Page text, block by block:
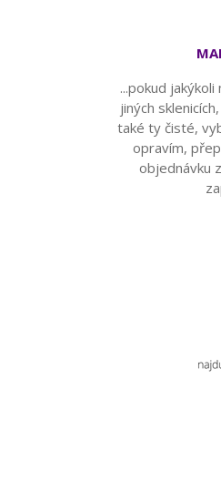
...pokud
jiných
také ty čisté,
opravím,
objednávku